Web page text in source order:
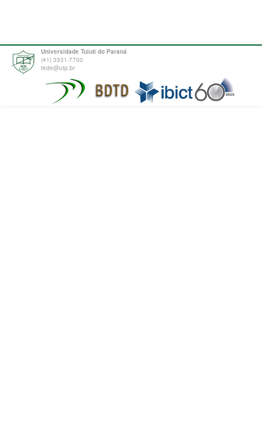
Universidade Tuiuti do Paraná
(41) 3331-7700
tede@utp.br